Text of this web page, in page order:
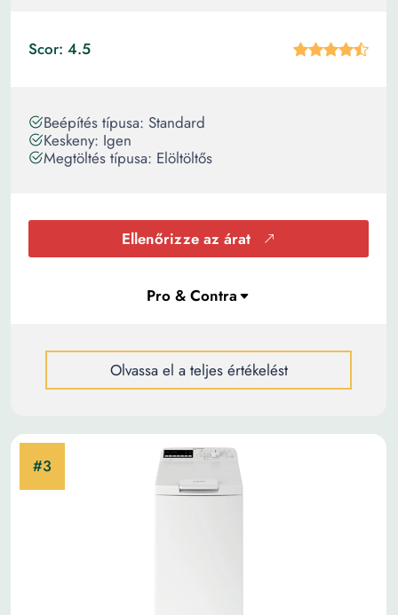
Scor: 4.5
Beépítés típusa: Standard
Keskeny: Igen
Megtöltés típusa: Elöltöltős
Ellenőrizze az árat
Olvassa el a teljes értékelést